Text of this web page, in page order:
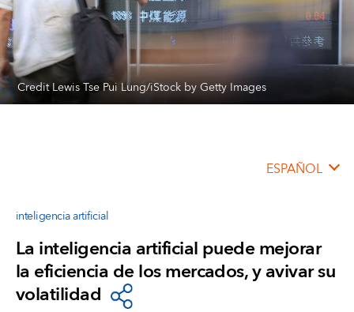
Credit Lewis Tse Pui Lung/iStock by Getty Images
ESPAÑOL
inteligencia artificial
La inteligencia artificial puede mejorar
la eficiencia de los mercados, y avivar su
volatilidad